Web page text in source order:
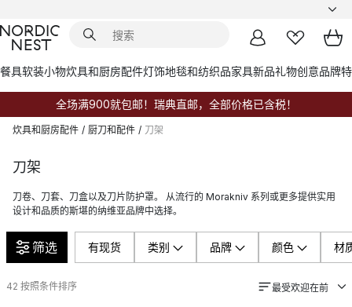
餐具软装小物炊具和厨房配件灯饰地毯和纺织品家具新品礼物创意品牌
全场满900就包邮！瑞典直邮，全部价格已含税！
炊具和厨房配件 / 厨刀和配件 / 刀架
刀架
刀卷、刀套、刀盒以及刀片防护罩。 从流行的 Morakniv 系列或更多提供实用
设计和品质的斯堪的纳维亚品牌中选择。
筛选 有现货 类别 品牌 颜色 材
42 按照条件排序 最受欢迎在前